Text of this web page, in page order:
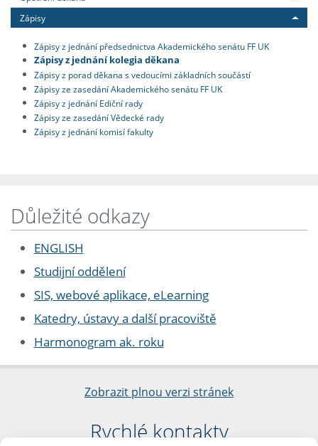
Zápisy
Zápisy z jednání předsednictva Akademického senátu FF UK
Zápisy z jednání kolegia děkana
Zápisy z porad děkana s vedoucími základních součástí
Zápisy ze zasedání Akademického senátu FF UK
Zápisy z jednání Ediční rady
Zápisy ze zasedání Vědecké rady
Zápisy z jednání komisí fakulty
Důležité odkazy
ENGLISH
Studijní oddělení
SIS, webové aplikace, eLearning
Katedry, ústavy a další pracoviště
Harmonogram ak. roku
Zobrazit plnou verzi stránek
Rychlé kontakty